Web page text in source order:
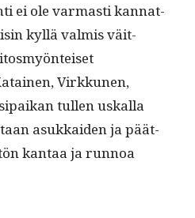
ei ole var­masti kan­nat­
kyl­lä valmis väit­
Virkkunen,
tullen uskalla
asukkaiden ja päät­
kan­taa ja run­noa